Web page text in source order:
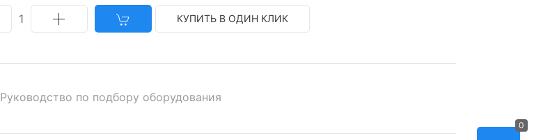
0
1 КУПИТЬ В ОДИН КЛИК
Руководство по подбору оборудования